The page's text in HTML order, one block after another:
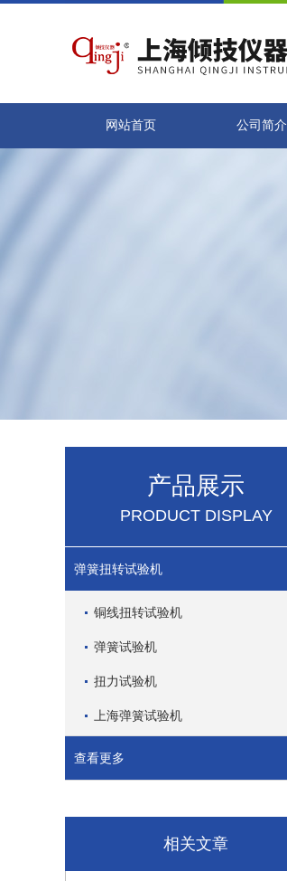
网站首页 公司简介
产品展示
PRODUCT DISPLAY
弹簧扭转试验机
铜线扭转试验机
弹簧试验机
扭力试验机
上海弹簧试验机
查看更多
相关文章